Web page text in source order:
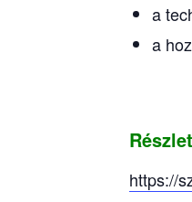
a
a
https://